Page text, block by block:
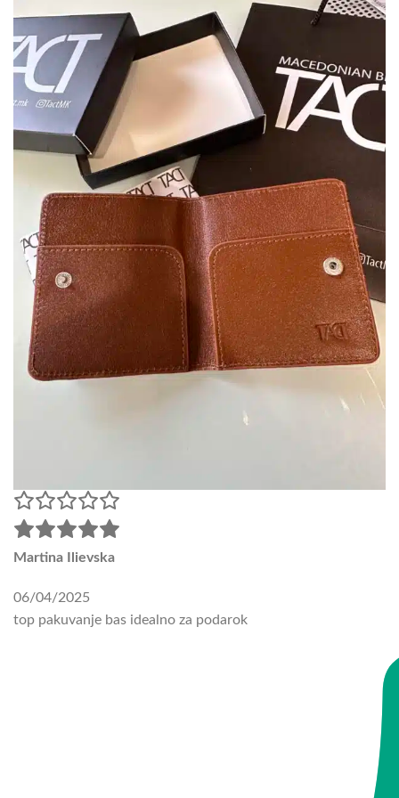
Martina Ilievska
06/04/2025
top pakuvanje bas idealno za podarok